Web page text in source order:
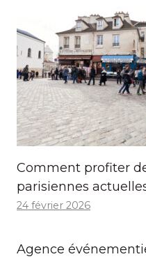
Comment profiter
parisiennes
24 février 2026
Agence